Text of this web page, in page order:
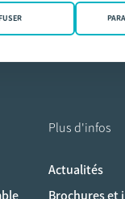
Plus d'infos
Actualités
Brochures et